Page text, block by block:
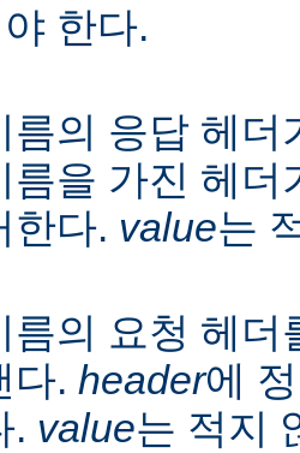
한다.
름의 응답 헤
름을 가진 헤
한다. value는
름의 요청 헤
다. header에
. value는 적지